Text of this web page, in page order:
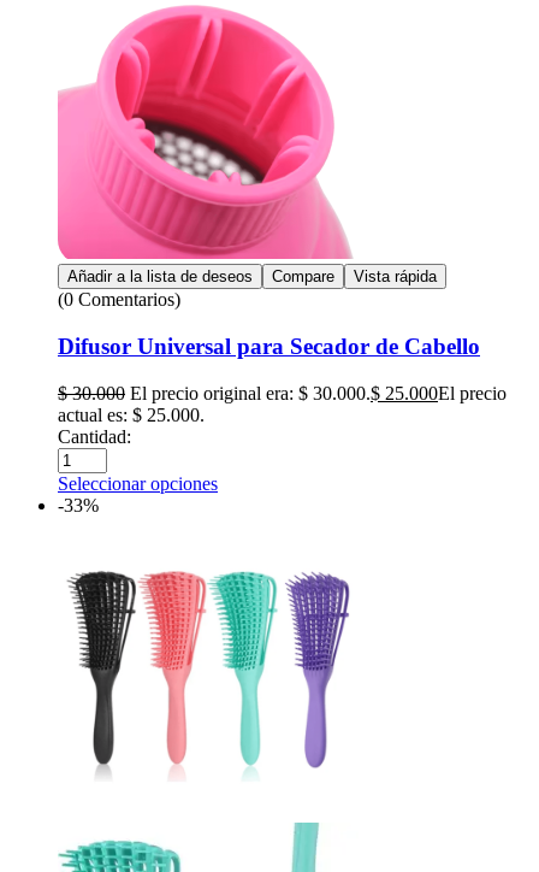
Añadir a la lista de deseos Compare Vista rápida
(0 Comentarios)
Difusor Universal para Secador de Cabello
$30.000 El precio original era: $ 30.000.$ 25.000El precio
actual es: $ 25.000.
Cantidad:
Seleccionar opciones
-33%